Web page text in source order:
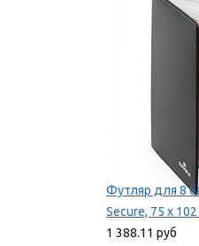
Футляр для 8
Secure, 75 х
1 388.11 руб